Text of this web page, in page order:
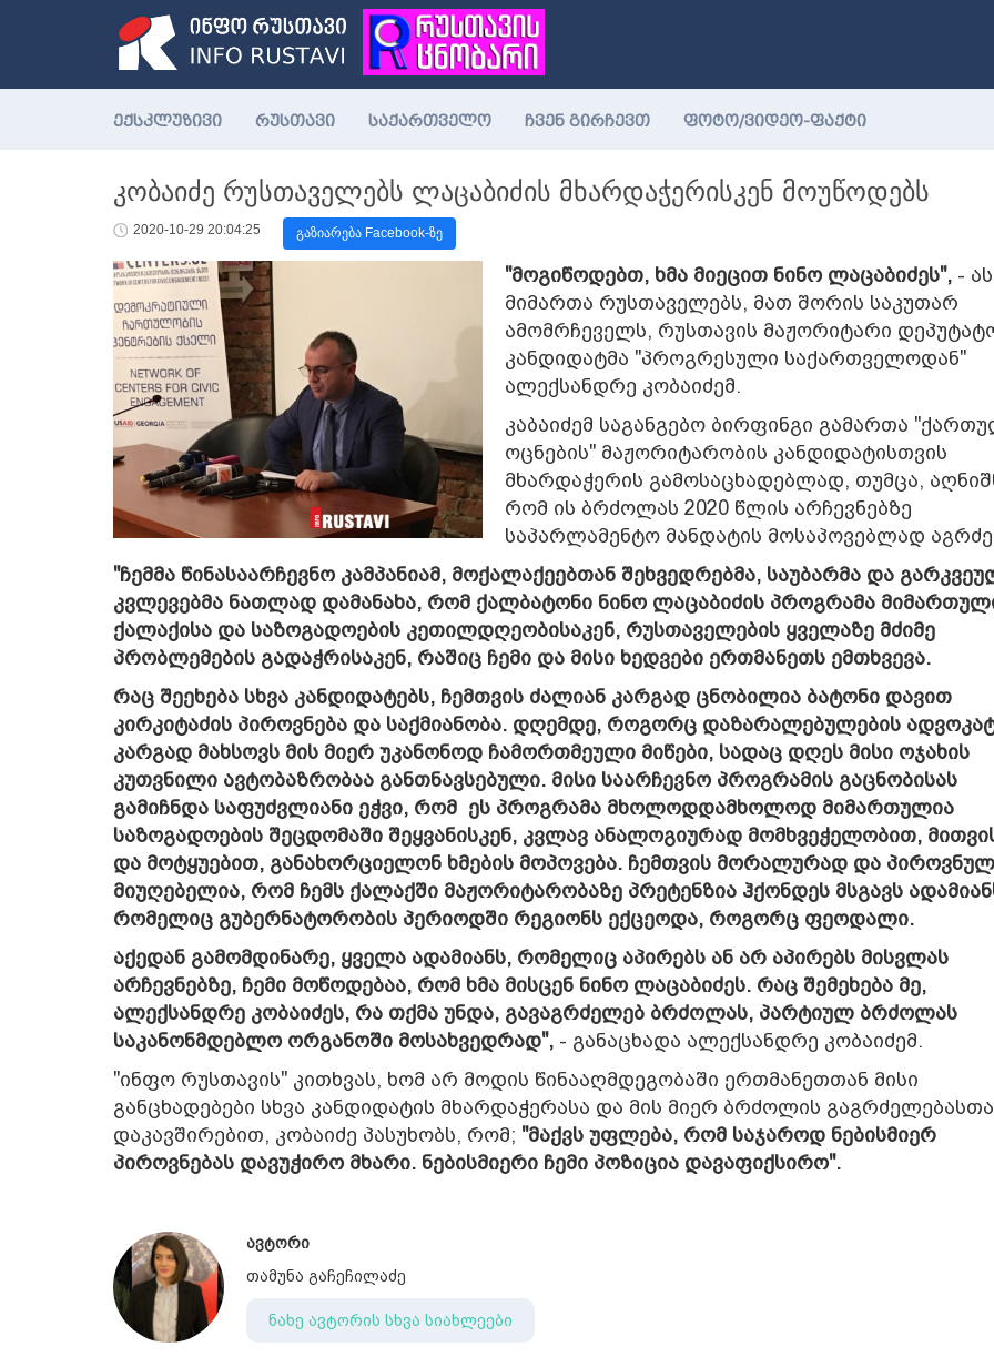
ექსკლუზივი რუსთავი საქართველო ჩვენ გირჩევთ ფოტო/ვიდეო-ფაქტი
კობაიძე რუსთაველებს ლაცაბიძის მხარდაჭერისკენ მოუწოდებს
2020-10-29 20:04:25 გაზიარება Facebook-ზე
"მოგიწოდებთ, ხმა მიეცით ნინო ლაცაბიძეს",-
მიმართა რუსთაველებს, მათ შორის საკუთარ
ამომრჩეველს, რუსთავის მაჟორიტარი
კანდიდატმა "პროგრესული საქართველოდან"
ალექსანდრე კობაიძემ.
კაბაიძემ საგანგებო ბირფინგი გამართა
ოცნების" მაჟორიტარობის კანდიდატისთვის
მხარდაჭერის გამოსაცხადებლად, თუმცა,
რომ ის ბრძოლას 2020 წლის არჩევნებზე
საპარლამენტო მანდატის მოსაპოვებლად
"ჩემმა წინასაარჩევნო კამპანიამ, მოქალაქეებთან შეხვედრებმა, საუბარმა და
კვლევებმა ნათლად დამანახა, რომ ქალბატონი ნინო ლაცაბიძის პროგრამა
ქალაქისა და საზოგადოების კეთილდღეობისაკენ, რუსთაველების ყველაზე მძიმე
პრობლემების გადაჭრისაკენ, რაშიც ჩემი და მისი ხედვები ერთმანეთს ემთხვევა.
რაც შეეხება სხვა კანდიდატებს, ჩემთვის ძალიან კარგად ცნობილია ბატონი დავით
კირკიტაძის პიროვნება და საქმიანობა. დღემდე, როგორც დაზარალებულების
კარგად მახსოვს მის მიერ უკანონოდ ჩამორთმეული მიწები, სადაც დღეს მისი ოჯახის
კუთვნილი ავტობაზრობაა განთნავსებული. მისი საარჩევნო პროგრამის გაცნობისას
გამიჩნდა საფუძვლიანი ეჭვი, რომ ეს პროგრამა მხოლოდდამხოლოდ მიმართულია
საზოგადოების შეცდომაში შეყვანისკენ, კვლავ ანალოგიურად მომხვეჭელობით,
და მოტყუებით, განახორციელონ ხმების მოპოვება. ჩემთვის მორალურად და
მიუღებელია, რომ ჩემს ქალაქში მაჟორიტარობაზე პრეტენზია ჰქონდეს მსგავს
რომელიც გუბერნატორობის პერიოდში რეგიონს ექცეოდა, როგორც ფეოდალი.
აქედან გამომდინარე, ყველა ადამიანს, რომელიც აპირებს ან არ აპირებს მისვლას
არჩევნებზე, ჩემი მოწოდებაა, რომ ხმა მისცენ ნინო ლაცაბიძეს. რაც შემეხება მე,
ალექსანდრე კობაიძეს, რა თქმა უნდა, გავაგრძელებ ბრძოლას, პარტიულ ბრძოლას
საკანონმდებლო ორგანოში მოსახვედრად", - განაცხადა ალექსანდრე კობაიძემ.
"ინფო რუსთავის" კითხვას, ხომ არ მოდის წინააღმდეგობაში ერთმანეთთან მისი
განცხადებები სხვა კანდიდატის მხარდაჭერასა და მის მიერ ბრძოლის
დაკავშირებით, კობაიძე პასუხობს, რომ; "მაქვს უფლება, რომ საჯაროდ ნებისმიერ
პიროვნებას დავუჭირო მხარი. ნებისმიერი ჩემი პოზიცია დავაფიქსირო".
ავტორი
თამუნა გაჩეჩილაძე
ნახე ავტორის სხვა სიახლეები